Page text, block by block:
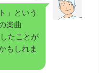
」という
楽曲
たことが
もしれま